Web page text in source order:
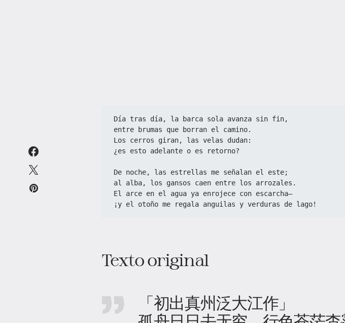
Día tras día, la barca sola avanza sin fin,
entre brumas que borran el camino.
Los cerros giran, las velas dudan:
¿es esto adelante o es retorno?
De noche, las estrellas me señalan el este;
al alba, los gansos caen entre los arrozales.
El arce en el agua ya enrojece con escarcha—
¡y el otoño me regala anguilas y verduras de lago!
Texto original
「初出真州泛大江作」